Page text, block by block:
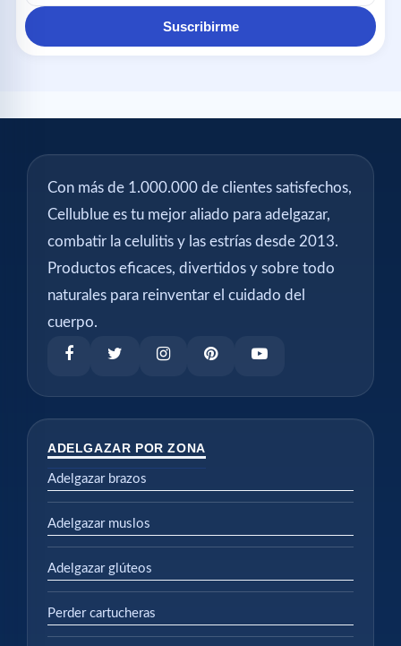
Suscribirme
Con más de 1.000.000 de clientes satisfechos,
Cellublue es tu mejor aliado para adelgazar,
combatir la celulitis y las estrías desde 2013.
Productos eficaces, divertidos y sobre todo
naturales para reinventar el cuidado del
cuerpo.
ADELGAZAR POR ZONA
Adelgazar brazos
Adelgazar muslos
Adelgazar glúteos
Perder cartucheras